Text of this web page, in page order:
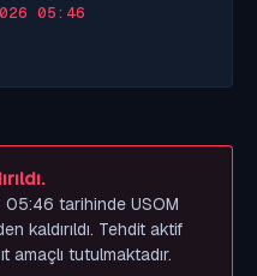
05:46
tarihinde USOM
kaldırıldı. Tehdit aktif
amaçlı tutulmaktadır.